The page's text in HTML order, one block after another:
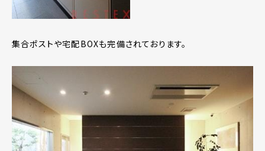
集合ポストや宅配BOXも完備されております。